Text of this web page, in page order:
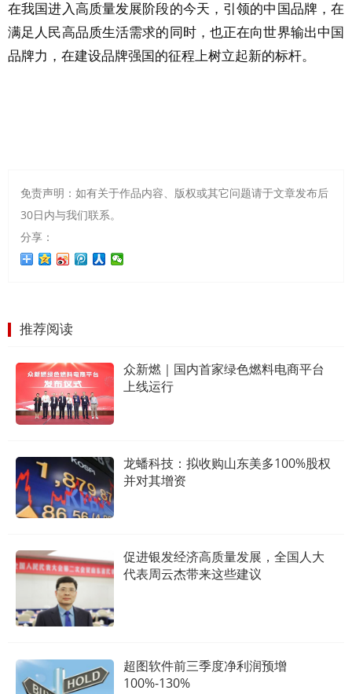
在我国进入高质量发展阶段的今天，引领的中国品牌，在
满足人民高品质生活需求的同时，也正在向世界输出中国
品牌力，在建设品牌强国的征程上树立起新的标杆。
免责声明：如有关于作品内容、版权或其它问题请于文章发布后
30日内与我们联系。
分享：
推荐阅读
众新燃｜国内首家绿色燃料电商平台
上线运行
龙蟠科技：拟收购山东美多100%股权
并对其增资
促进银发经济高质量发展，全国人大
代表周云杰带来这些建议
超图软件前三季度净利润预增
100%-130%